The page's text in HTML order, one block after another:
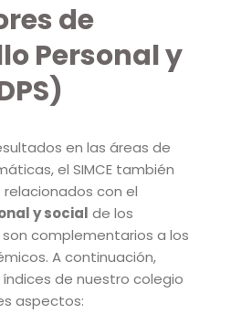
de
Personal y
en las áreas de
el SIMCE también
con el
y social de los
complementarios a los
A continuación,
de nuestro colegio
aspectos: